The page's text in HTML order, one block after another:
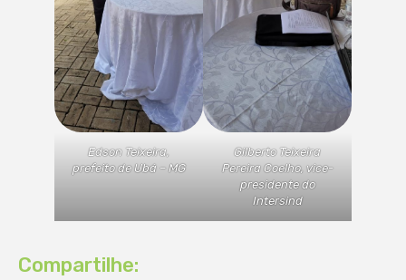
Edson Teixeira,
prefeito de Ubá – MG
Gilberto Teixeira
Pereira Coelho, vice-
presidente do
Intersind
Compartilhe: